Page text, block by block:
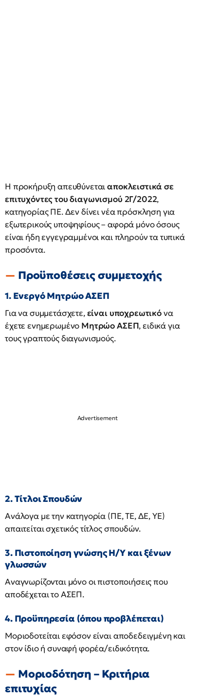
Η προκήρυξη απευθύνεταιαποκλειστικά σε
επιτυχόντες του διαγωνισμού 2Γ/2022,
κατηγορίας ΠΕ. Δεν δίνει νέα πρόσκληση για
εξωτερικούς υποψηφίους – αφορά μόνο όσους
είναι ήδη εγγεγραμμένοι και πληρούν τα τυπικά
προσόντα.
Προϋποθέσεις συμμετοχής
1. Ενεργό Μητρώο ΑΣΕΠ
Για να συμμετάσχετε,είναι υποχρεωτικόνα
έχετε ενημερωμένο Μητρώο ΑΣΕΠ, ειδικά για
τους γραπτούς διαγωνισμούς.
2. Τίτλοι Σπουδών
Ανάλογα με την κατηγορία (ΠΕ, ΤΕ, ΔΕ, ΥΕ)
απαιτείται σχετικός τίτλος σπουδών.
3. Πιστοποίηση γνώσης Η/Υ και ξένων
γλωσσών
Αναγνωρίζονται μόνο οι πιστοποιήσεις που
αποδέχεται το ΑΣΕΠ.
4. Προϋπηρεσία (όπου προβλέπεται)
Μοριοδοτείται εφόσον είναι αποδεδειγμένη και
στον ίδιο ή συναφή φορέα/ειδικότητα.
Μοριοδότηση – Κριτήρια
επιτυχίας